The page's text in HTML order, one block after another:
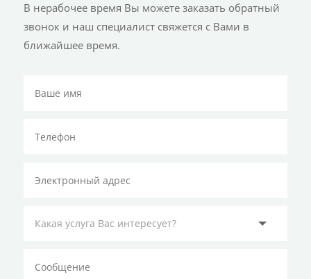
В нерабочее время Вы можете заказать обратный
звонок и наш специалист свяжется с Вами в
ближайшее время.